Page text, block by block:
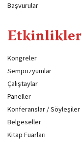
Başvurular
Etkinlikler
Kongreler
Sempozyumlar
Çalıştaylar
Paneller
Konferanslar / Söyleşiler
Belgeseller
Kitap Fuarları